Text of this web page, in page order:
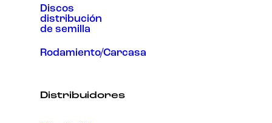
Discos
distribución
de semilla
Rodamiento/Carcasa
Distribuidores